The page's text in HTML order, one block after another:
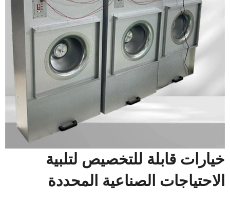
خيارات قابلة للتخصيص لتلبية
الاحتياجات الصناعية المحددة